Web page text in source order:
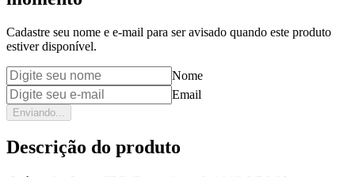
Cadastre seu nome e e-mail para ser avisado quando este produto
estiver disponível.
Nome
Email
Enviando...
Descrição do produto